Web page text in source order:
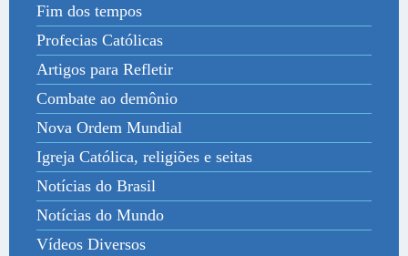
Fim dos tempos
Profecias Católicas
Artigos para Refletir
Combate ao demônio
Nova Ordem Mundial
Igreja Católica, religiões e seitas
Notícias do Brasil
Notícias do Mundo
Vídeos Diversos